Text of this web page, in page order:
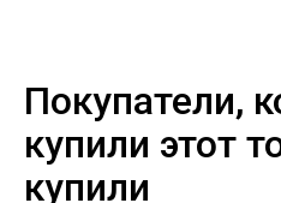
Покупатели,
купили этот
купили